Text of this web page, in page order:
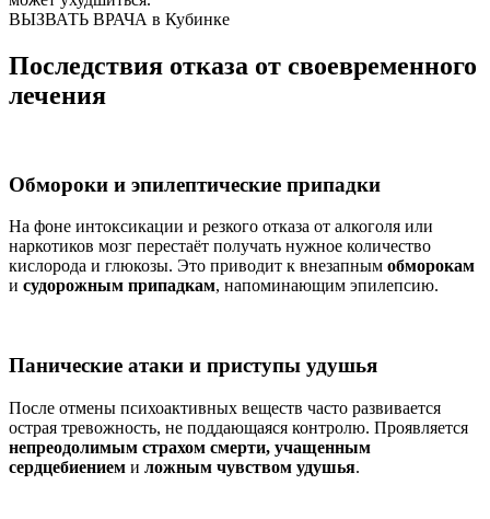
ВЫЗВАТЬ ВРАЧА в Кубинке
Последствия отказа от своевременного
лечения
Обмороки и эпилептические припадки
На фоне интоксикации и резкого отказа от алкоголя или
наркотиков мозг перестаёт получать нужное количество
кислорода и глюкозы. Это приводит к внезапным обморокам
и судорожным припадкам, напоминающим эпилепсию.
Панические атаки и приступы удушья
После отмены психоактивных веществ часто развивается
острая тревожность, не поддающаяся контролю. Проявляется
непреодолимым страхом смерти, учащенным
сердцебиением и ложным чувством удушья.